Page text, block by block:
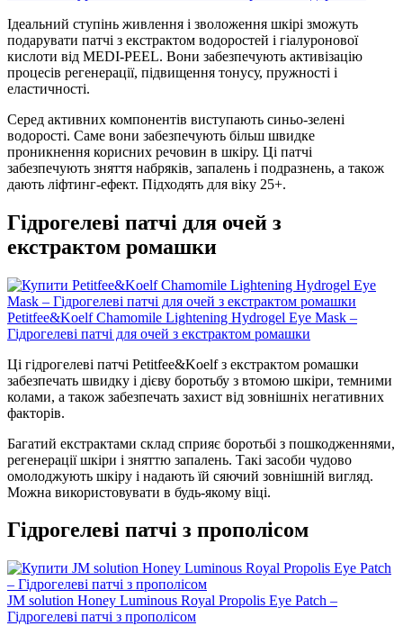
Ідеальний ступінь живлення і зволоження шкірі зможуть
подарувати патчі з екстрактом водоростей і гіалуронової
кислоти від MEDI-PEEL. Вони забезпечують активізацію
процесів регенерації, підвищення тонусу, пружності і
еластичності.
Серед активних компонентів виступають синьо-зелені
водорості. Саме вони забезпечують більш швидке
проникнення корисних речовин в шкіру. Ці патчі
забезпечують зняття набряків, запалень і подразнень, а також
дають ліфтинг-ефект. Підходять для віку 25+.
Гідрогелеві патчі для очей з
екстрактом ромашки
Petitfee&Koelf Chamomile Lightening Hydrogel Eye Mask –
Гідрогелеві патчі для очей з екстрактом ромашки
Ці гідрогелеві патчі Petitfee&Koelf з екстрактом ромашки
забезпечать швидку і дієву боротьбу з втомою шкіри, темними
колами, а також забезпечать захист від зовнішніх негативних
факторів.
Багатий екстрактами склад сприяє боротьбі з пошкодженнями,
регенерації шкіри і зняттю запалень. Такі засоби чудово
омолоджують шкіру і надають їй сяючий зовнішній вигляд.
Можна використовувати в будь-якому віці.
Гідрогелеві патчі з прополісом
JM solution Honey Luminous Royal Propolis Eye Patch –
Гідрогелеві патчі з прополісом